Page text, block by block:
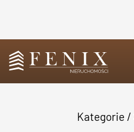
Kategorie /